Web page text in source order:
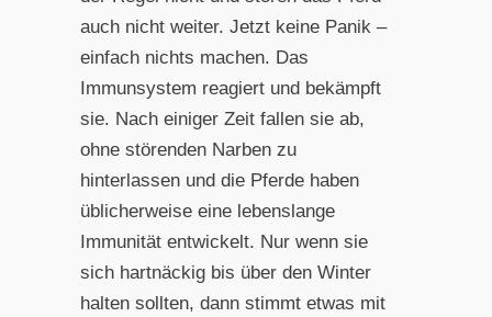
auch nicht weiter. Jetzt keine Panik –
einfach nichts machen. Das
Immunsystem reagiert und bekämpft
sie. Nach einiger Zeit fallen sie ab,
ohne störenden Narben zu
hinterlassen und die Pferde haben
üblicherweise eine lebenslange
Immunität entwickelt. Nur wenn sie
sich hartnäckig bis über den Winter
halten sollten, dann stimmt etwas mit